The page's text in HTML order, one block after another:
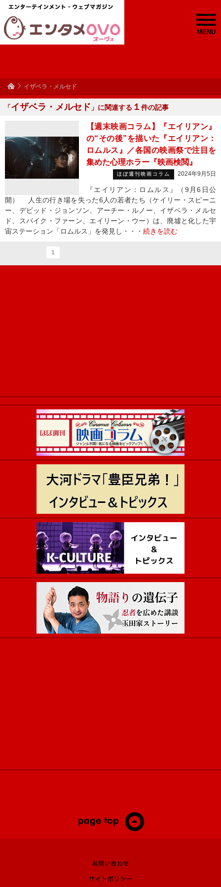
MENU
イザベラ・メルセド
「イザベラ・メルセド 」に関連する １ 件の記事
【週末映画コラム】『エイリアン』
の“その後”を描いた『エイリアン：
ロムルス』／各国の映画祭で注目を
集めた心理ホラー『映画検閲』
ほぼ週刊映画コラム 2024年9月5日
『エイリアン：ロムルス』（9月6日公
開） 人生の行き場を失った6人の若者たち（ケイリー・スピーニ
ー、デビッド・ジョンソン、アーチー・ルノー、イザベラ・メルセ
ド、スパイク・ファーン、エイリーン・ウー）は、廃墟と化した宇
宙ステーション「ロムルス」を発見し・・・ 続きを読む
1